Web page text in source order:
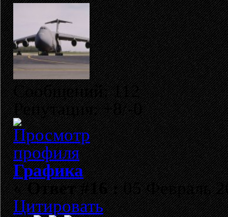
Сообщений: 112
Репутация: +8/-0
Графика
«Ответ #16 :05 Февраль
Цитировать